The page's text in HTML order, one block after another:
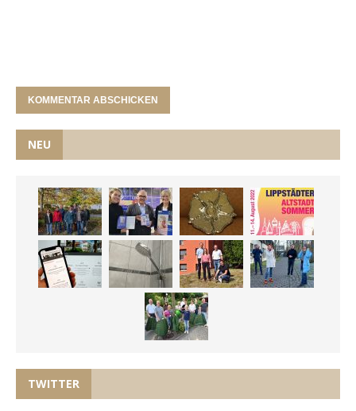
NEU
TWITTER